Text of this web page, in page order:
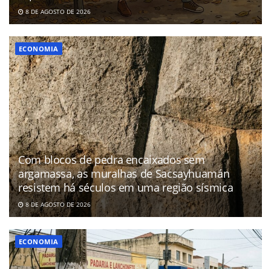
8 DE AGOSTO DE 2026
ECONOMIA
Com blocos de pedra encaixados sem
argamassa, as muralhas de Sacsayhuamán
resistem há séculos em uma região sísmica
8 DE AGOSTO DE 2026
ECONOMIA